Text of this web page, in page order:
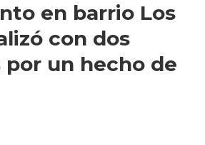
en barrio Los
con dos
un hecho de